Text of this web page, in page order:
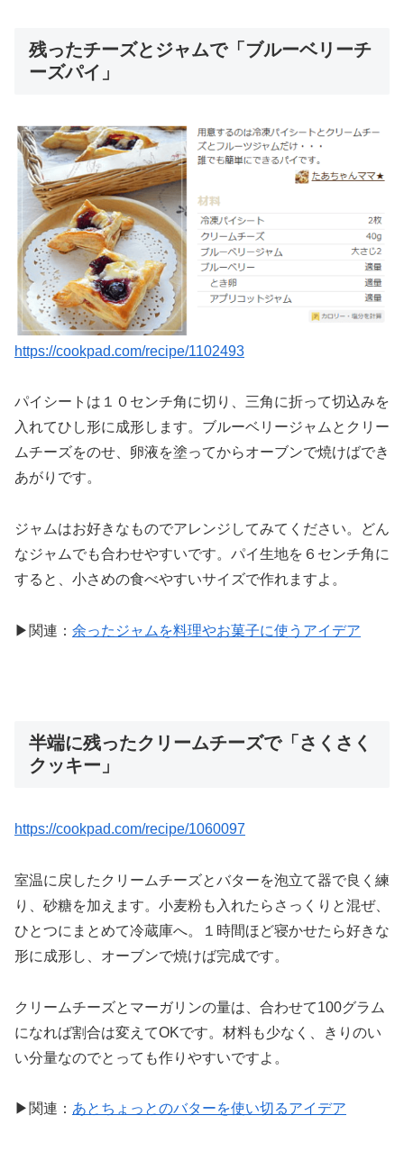
残ったチーズとジャムで「ブルーベリーチ
ーズパイ」
https://cookpad.com/recipe/1102493
パイシートは１０センチ角に切り、三角に折って切込みを
入れてひし形に成形します。ブルーベリージャムとクリー
ムチーズをのせ、卵液を塗ってからオーブンで焼けばでき
あがりです。
ジャムはお好きなものでアレンジしてみてください。どん
なジャムでも合わせやすいです。パイ生地を６センチ角に
すると、小さめの食べやすいサイズで作れますよ。
▶関連： 余ったジャムを料理やお菓子に使うアイデア
半端に残ったクリームチーズで「さくさく
クッキー」
https://cookpad.com/recipe/1060097
室温に戻したクリームチーズとバターを泡立て器で良く練
り、砂糖を加えます。小麦粉も入れたらさっくりと混ぜ、
ひとつにまとめて冷蔵庫へ。１時間ほど寝かせたら好きな
形に成形し、オーブンで焼けば完成です。
クリームチーズとマーガリンの量は、合わせて100グラム
になれば割合は変えてOKです。材料も少なく、きりのい
い分量なのでとっても作りやすいですよ。
▶関連： あとちょっとのバターを使い切るアイデア